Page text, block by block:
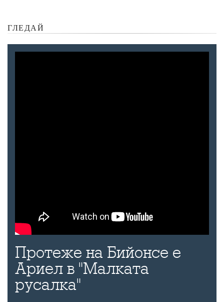
ГЛЕДАЙ
Протеже на Бийонсе е
Ариел в "Малката
русалка"